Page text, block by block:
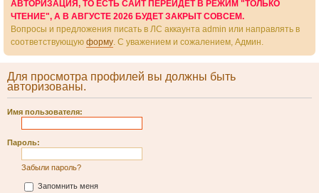
АВТОРИЗАЦИЯ, ТО ЕСТЬ САЙТ ПЕРЕЙДЕТ В РЕЖИМ "ТОЛЬКО
ЧТЕНИЕ", А В АВГУСТЕ 2026 БУДЕТ ЗАКРЫТ СОВСЕМ.
Вопросы и предложения писать в ЛС аккаунта admin или направлять в
соответствующую форму. С уважением и сожалением, Админ.
Для просмотра профилей вы должны быть
авторизованы.
Имя пользователя:
Пароль:
Забыли пароль?
Запомнить меня